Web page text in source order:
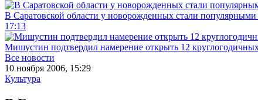
В Саратовской области у новорожденных стали
17:13
Мишустин подтвердил намерение открыть 12
Все новости
10 ноября 2006, 15:29
Культура